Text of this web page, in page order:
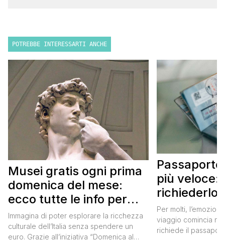
POTREBBE INTERESSARTI ANCHE
Musei gratis ogni prima
domenica del mese:
ecco tutte le info per
approfittarne
Immagina di poter esplorare la ricchezza
culturale dell’Italia senza spendere un
euro. Grazie all’iniziativa “Domenica al
più veloce:
richiederlo
Per molti,
viaggio comincia
richiede il